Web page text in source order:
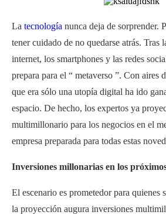
La tecnología nunca deja de sorprender.
tener cuidado de no quedarse atrás. Tras
internet, los smartphones y las redes
prepara para el “ metaverso ”. Con aires
que era sólo una utopía digital ha ido
espacio. De hecho, los expertos ya
multimillonario para los negocios en el
empresa preparada para todas estas
Inversiones millonarias en los
El escenario es prometedor para quienes
la proyección augura inversiones